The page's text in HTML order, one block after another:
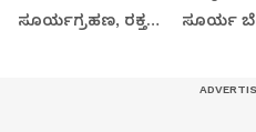
ಸೂರ್ಯಗ್ರಹಣ, ರಕ್ತ
ಸೂರ್ಯ